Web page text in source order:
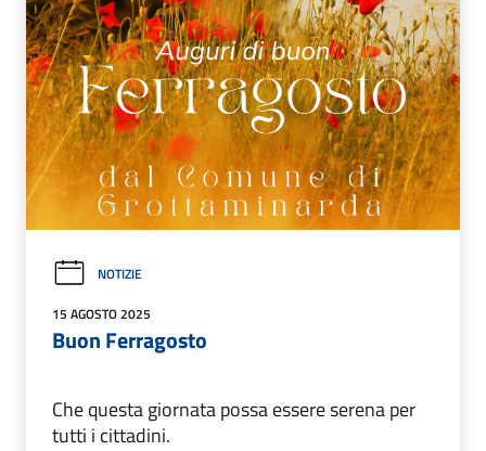
NOTIZIE
15 AGOSTO 2025
Buon Ferragosto
Che questa giornata possa essere serena per
tutti i cittadini.